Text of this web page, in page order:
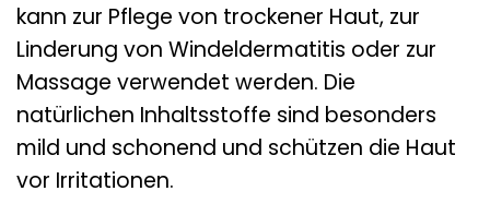
kann zur Pflege von trockener Haut, zur
Linderung von Windeldermatitis oder zur
Massage verwendet werden. Die
natürlichen Inhaltsstoffe sind besonders
mild und schonend und schützen die Haut
vor Irritationen.